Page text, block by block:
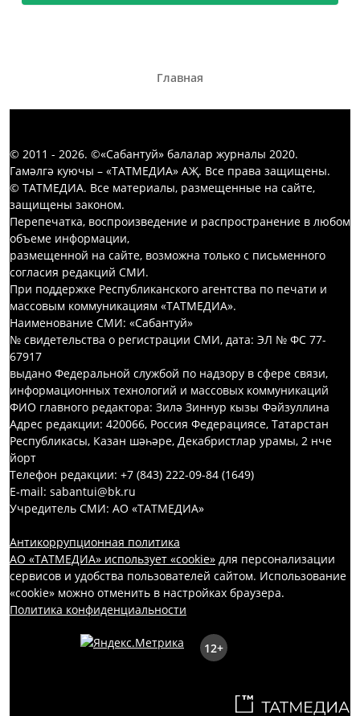
Главная
© 2011 - 2026. ©«Сабантуй» балалар журналы 2020.
Гамәлгә куючы – «ТАТМЕДИА» АҖ. Все права защищены.
© ТАТМЕДИА. Все материалы, размещенные на сайте,
защищены законом.
Перепечатка, воспроизведение и распространение в любом
объеме информации,
размещенной на сайте, возможна только с письменного
согласия редакций СМИ.
При поддержке Республиканского агентства по печати и
массовым коммуникациям «ТАТМЕДИА».
Наименование СМИ: «Сабантуй»
№ свидетельства о регистрации СМИ, дата: ЭЛ № ФС 77-
67917
выдано Федеральной службой по надзору в сфере связи,
информационных технологий и массовых коммуникаций
ФИО главного редактора: Зилә Зиннур кызы Фәйзуллина
Адрес редакции: 420066, Россия Федерациясе, Татарстан
Республикасы, Казан шәһәре, Декабристлар урамы, 2 нче
йорт
Телефон редакции: +7 (843) 222-09-84 (1649)
E-mail: sabantui@bk.ru
Учредитель СМИ: АО «ТАТМЕДИА»
Антикоррупционная политика
АО «ТАТМЕДИА» использует «cookie» для персонализации
сервисов и удобства пользователей сайтом. Использование
«cookie» можно отменить в настройках браузера.
Политика конфиденциальности
12+